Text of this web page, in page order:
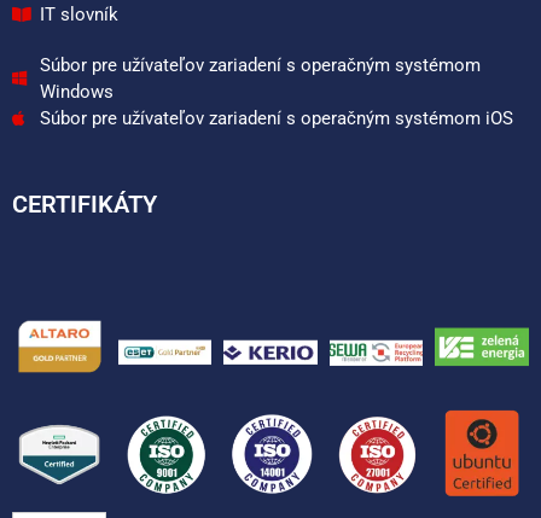
IT slovník
Súbor pre užívateľov zariadení s operačným systémom
Windows
Súbor pre užívateľov zariadení s operačným systémom iOS
CERTIFIKÁTY